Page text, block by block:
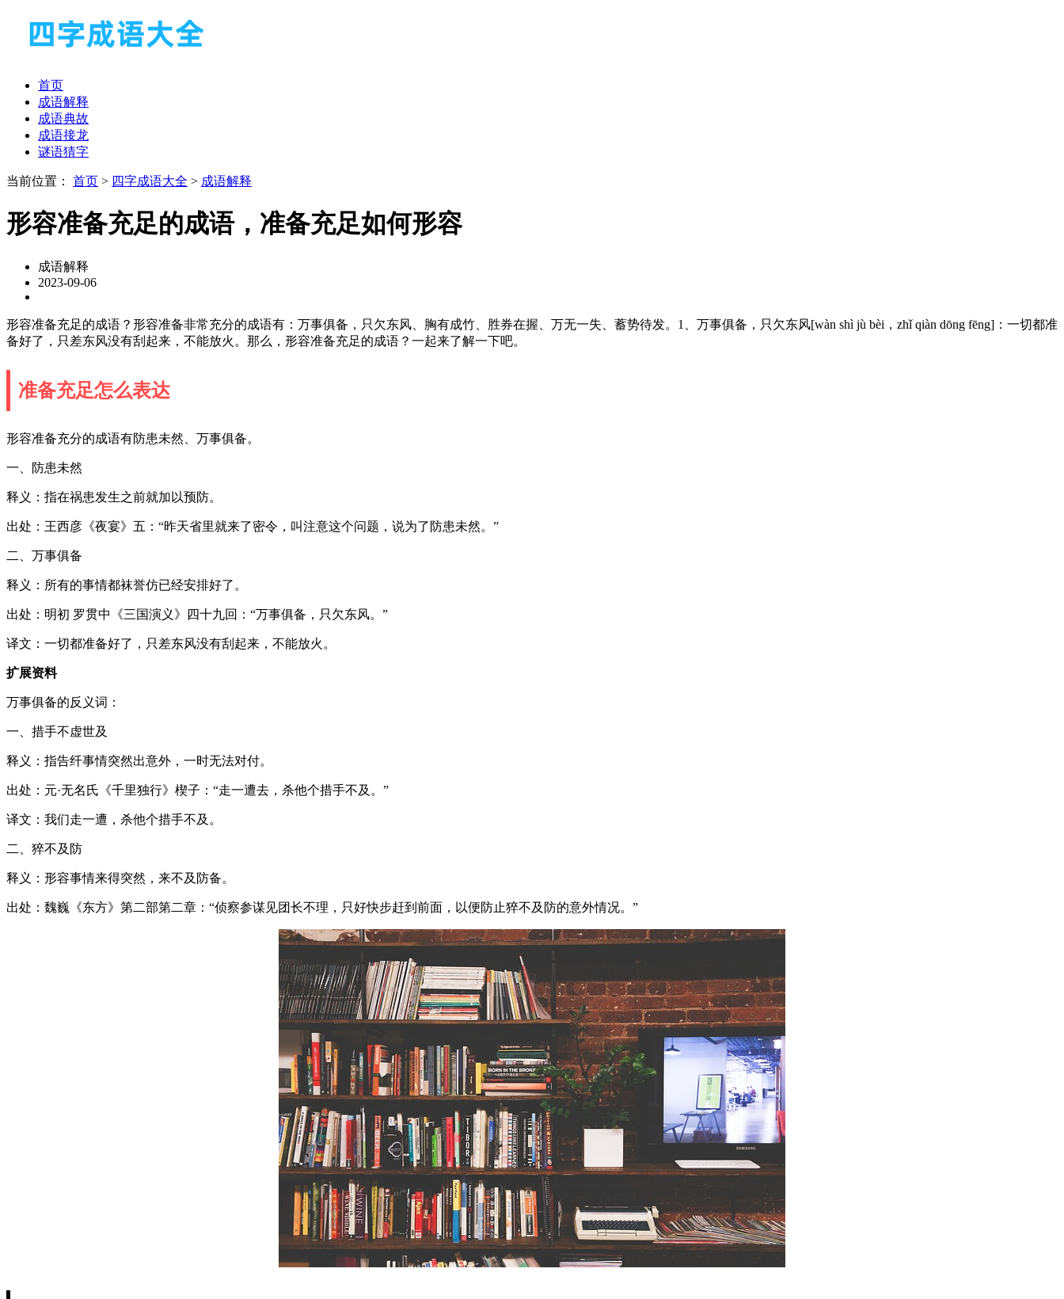
首页
成语解释
成语典故
成语接龙
谜语猜字
当前位置： 首页 > 四字成语大全 > 成语解释
形容准备充足的成语，准备充足如何形容
成语解释
2023-09-06
形容准备充足的成语？形容准备非常充分的成语有：万事俱备，只欠东风、胸有成竹、胜券在握、万无一失、蓄势待发。1、万事俱备，只欠东风[wàn shì jù bèi，zhǐ qiàn dōng fēng]：一切都准
备好了，只差东风没有刮起来，不能放火。那么，形容准备充足的成语？一起来了解一下吧。
准备充足怎么表达
形容准备充分的成语有防患未然、万事俱备。
一、防患未然
释义：指在祸患发生之前就加以预防。
出处：王西彦《夜宴》五：“昨天省里就来了密令，叫注意这个问题，说为了防患未然。”
二、万事俱备
释义：所有的事情都袜誉仿已经安排好了。
出处：明初 罗贯中《三国演义》四十九回：“万事俱备，只欠东风。”
译文：一切都准备好了，只差东风没有刮起来，不能放火。
扩展资料
万事俱备的反义词：
一、措手不虚世及
释义：指告纤事情突然出意外，一时无法对付。
出处：元·无名氏《千里独行》楔子：“走一遭去，杀他个措手不及。”
译文：我们走一遭，杀他个措手不及。
二、猝不及防
释义：形容事情来得突然，来不及防备。
出处：魏巍《东方》第二部第二章：“侦察参谋见团长不理，只好快步赶到前面，以便防止猝不及防的意外情况。”